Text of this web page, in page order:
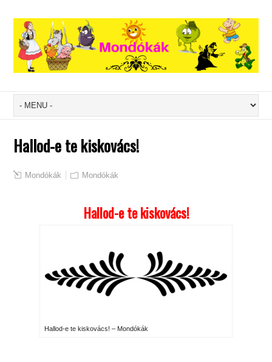
Hallod-e te kiskovács!
Mondókák Mondókák
Hallod-e te kiskovács!
Hallod-e te kiskovács! – Mondókák